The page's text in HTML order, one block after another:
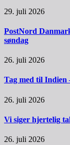
29. juli 2026
PostNord
søndag
26. juli 2026
Tag med til Indien
26. juli 2026
Vi siger hjertelig
26. juli 2026